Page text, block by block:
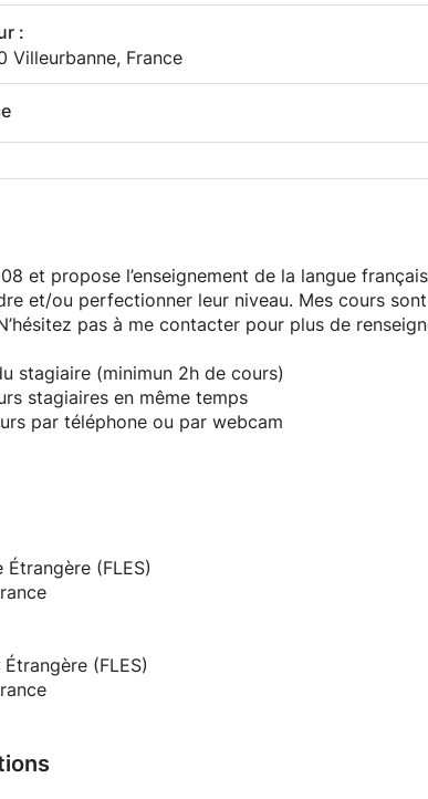
:
Villeurbanne, France
et propose l’enseignement de la langue
et/ou perfectionner leur niveau. Mes cours
pas à me contacter pour plus de
stagiaire (minimun 2h de cours)
stagiaires en même temps
par téléphone ou par webcam
je peux vous donner la facture si besoin.
(FLES)
(FLES)
Étrangère (FLES)